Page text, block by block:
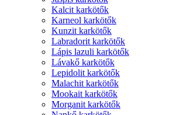
Kalcit karkötők
Karneol karkötők
Kunzit karkötők
Labradorit karkötők
Lápis lazuli karkötők
Lávakő karkötők
Lepidolit karkötők
Malachit karkötők
Mookait karkötők
Morganit karkötők